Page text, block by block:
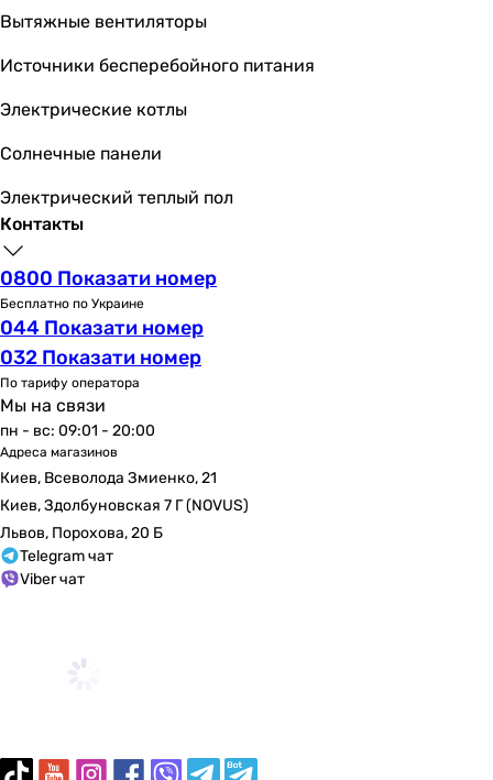
акрил
Количество мест
одноместные
одноместные
одноместные
одноместные
одноместные
одноместные
одноместные
одноместные
одноместные
Комплектация
ножки
ножки
ножки
ножки
ножки
-
ножки
ножки
Вытяжные вентиляторы
Источники бесперебойного питания
Электрические котлы
Солнечные панели
Электрический теплый пол
Контакты
0800 Показати номер
Бесплатно по Украине
044 Показати номер
032 Показати номер
По тарифу оператора
Мы на связи
пн - вс: 09:01 - 20:00
Адреса магазинов
Киев, Всеволода Змиенко, 21
Киев, Здолбуновская 7 Г (NOVUS)
Львов, Порохова, 20 Б
Telegram чат
Viber чат